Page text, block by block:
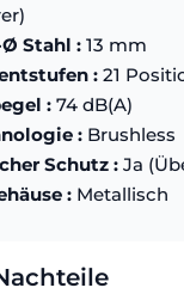
Ø Stahl : 13 mm
: 21
: 74 dB(A)
: Brushless
Schutz : Ja
: Metallisch